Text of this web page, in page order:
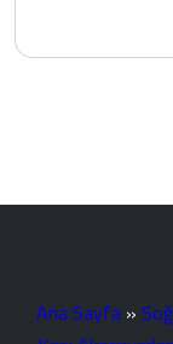
Ana Sayfa »